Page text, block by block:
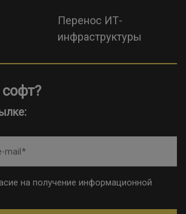
Перенос ИТ-
инфраструктуры
mail
на получение информационной